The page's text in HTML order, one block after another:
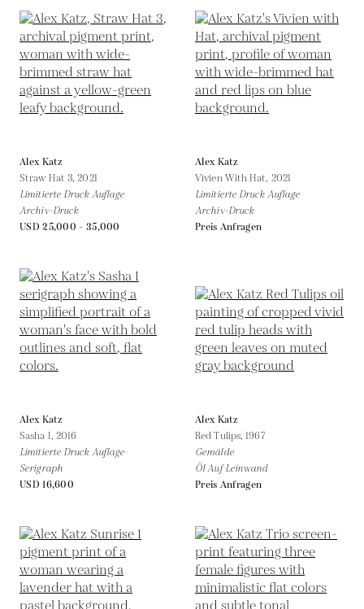
Alex Katz
Straw Hat 3,2021
Limitierte Druck Auflage
Archiv-Druck
USD 25,000 - 35,000
Alex Katz
Vivien With Hat, 2021
Limitierte Druck Auflage
Archiv-Druck
Preis Anfragen
Alex Katz
Sasha I, 2016
Limitierte Druck Auflage
Serigraph
USD 16,600
Alex Katz
Red Tulips,1967
Gemälde
Öl Auf Leinwand
Preis Anfragen